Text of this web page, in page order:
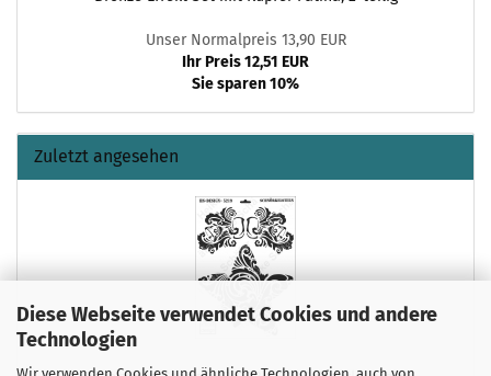
Diese Webseite verwendet Cookies und andere
Technologien
Wir verwenden Cookies und ähnliche Technologien, auch von
Unser Normalpreis 13,90 EUR
Ihr Preis 12,51 EUR
Sie sparen 10%
Zuletzt angesehen